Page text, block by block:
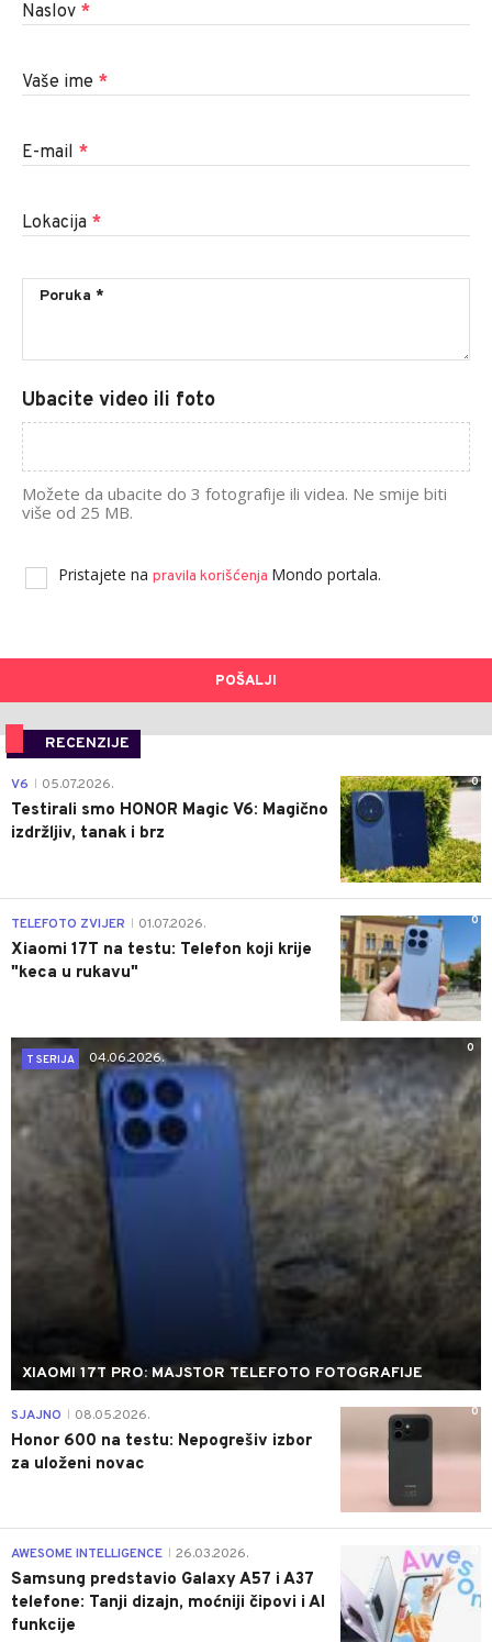
Naslov *
Vaše ime *
E-mail *
Lokacija *
Ubacite video ili foto
Možete da ubacite do 3 fotografije ili videa. Ne smije biti
više od 25 MB.
Pristajete na pravila korišćenja Mondo portala.
POŠALJI
RECENZIJE
0
V6 05.07.2026.
Testirali smo HONOR Magic V6: Magično
izdržljiv, tanak i brz
0
TELEFOTO ZVIJER 01.07.2026.
Xiaomi 17T na testu: Telefon koji krije
"keca u rukavu"
0
T SERIJA
04.06.2026.
XIAOMI 17T PRO: MAJSTOR TELEFOTO FOTOGRAFIJE
0
SJAJNO 08.05.2026.
Honor 600 na testu: Nepogrešiv izbor
za uloženi novac
AWESOME INTELLIGENCE 26.03.2026.
Samsung predstavio Galaxy A57 i A37
telefone: Tanji dizajn, moćniji čipovi i AI
funkcije